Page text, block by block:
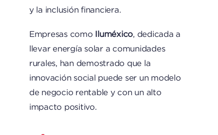
y la inclusión financiera.
Empresas como Iluméxico, dedicada a
llevar energía solar a comunidades
rurales, han demostrado que la
innovación social puede ser un modelo
de negocio rentable y con un alto
impacto positivo.